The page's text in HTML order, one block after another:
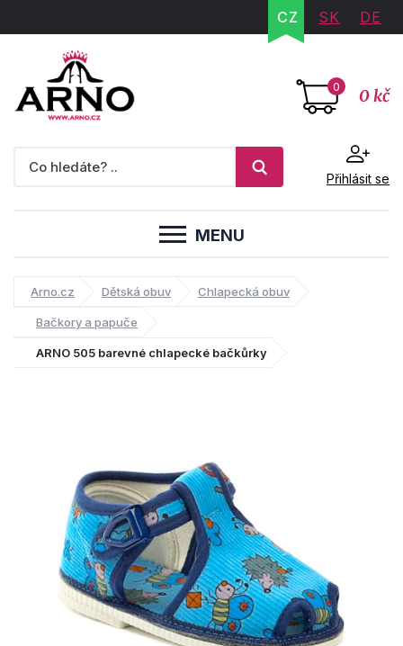
CZ SK DE
0 0 kč
Přihlásit se
MENU
Arno.cz Dětská obuv Chlapecká obuv
Bačkory a papuče
ARNO 505 barevné chlapecké bačkůrky